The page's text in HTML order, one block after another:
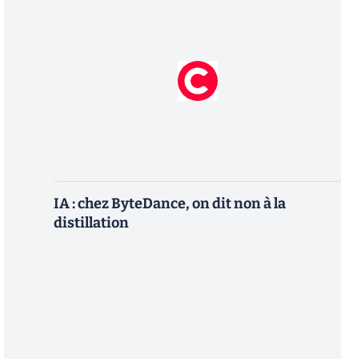
IA : chez ByteDance, on dit non à la
distillation